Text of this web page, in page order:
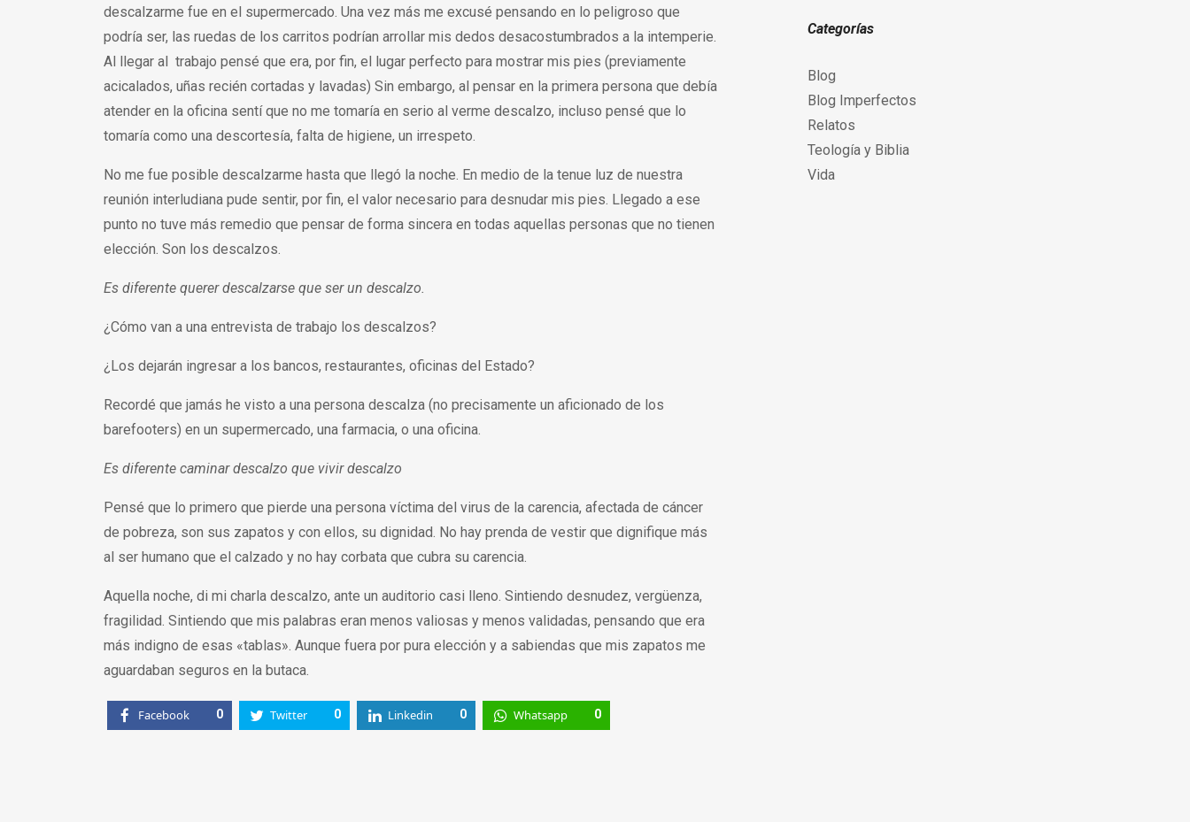
descalzarme fue en el supermercado. Una vez más me excusé pensando en lo peligroso que
podría ser, las ruedas de los carritos podrían arrollar mis dedos desacostumbrados a la intemperie.
Al llegar al trabajo pensé que era, por fin, el lugar perfecto para mostrar mis pies (previamente
acicalados, uñas recién cortadas y lavadas) Sin embargo, al pensar en la primera persona que debía
atender en la oficina sentí que no me tomaría en serio al verme descalzo, incluso pensé que lo
tomaría como una descortesía, falta de higiene, un irrespeto.
No me fue posible descalzarme hasta que llegó la noche. En medio de la tenue luz de nuestra
reunión interludiana pude sentir, por fin, el valor necesario para desnudar mis pies. Llegado a ese
punto no tuve más remedio que pensar de forma sincera en todas aquellas personas que no tienen
elección. Son los descalzos.
Es diferente querer descalzarse que ser un descalzo.
¿Cómo van a una entrevista de trabajo los descalzos?
¿Los dejarán ingresar a los bancos, restaurantes, oficinas del Estado?
Recordé que jamás he visto a una persona descalza (no precisamente un aficionado de los
barefooters) en un supermercado, una farmacia, o una oficina.
Es diferente caminar descalzo que vivir descalzo
Pensé que lo primero que pierde una persona víctima del virus de la carencia, afectada de cáncer
de pobreza, son sus zapatos y con ellos, su dignidad. No hay prenda de vestir que dignifique más
al ser humano que el calzado y no hay corbata que cubra su carencia.
Aquella noche, di mi charla descalzo, ante un auditorio casi lleno. Sintiendo desnudez, vergüenza,
fragilidad. Sintiendo que mis palabras eran menos valiosas y menos validadas, pensando que era
más indigno de esas «tablas». Aunque fuera por pura elección y a sabiendas que mis zapatos me
aguardaban seguros en la butaca.
Facebook 0 Twitter 0 Linkedin 0 Whatsapp 0
Categorías
Blog
Blog Imperfectos
Relatos
Teología y Biblia
Vida